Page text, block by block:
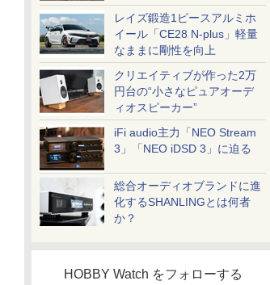
レイズ鍛造1ピースアルミホ
イール「CE28 N-plus」軽量
なままに剛性を向上
クリエイティブが作った2万
円台の“小さなピュアオーデ
ィオスピーカー”
iFi audio主力「NEO Stream
3」「NEO iDSD 3」に迫る
総合オーディオブランドに進
化するSHANLINGとは何者
か？
HOBBY Watch をフォローする